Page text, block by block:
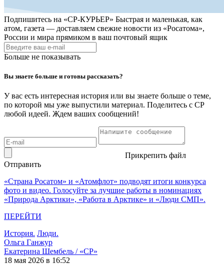
Подпишитесь на «СР-КУРЬЕР» Быстрая и маленькая, как
атом, газета — доставляем свежие новости из «Росатома»,
России и мира прямиком в ваш почтовый ящик
Больше не показывать
Вы знаете больше и готовы рассказать?
У вас есть интересная история или вы знаете больше о теме,
по которой мы уже выпустили материал. Поделитесь с СР
любой идеей. Ждем ваших сообщений!
Прикрепить файл
Отправить
«Страна Росатом» и «Атомфлот» подводят итоги конкурса
фото и видео. Голосуйте за лучшие работы в номинациях
«Природа Арктики», «Работа в Арктике» и «Люди СМП».
ПЕРЕЙТИ
История. Люди.
Ольга Ганжур
Екатерина Шембель / «СР»
18 мая 2026 в 16:52